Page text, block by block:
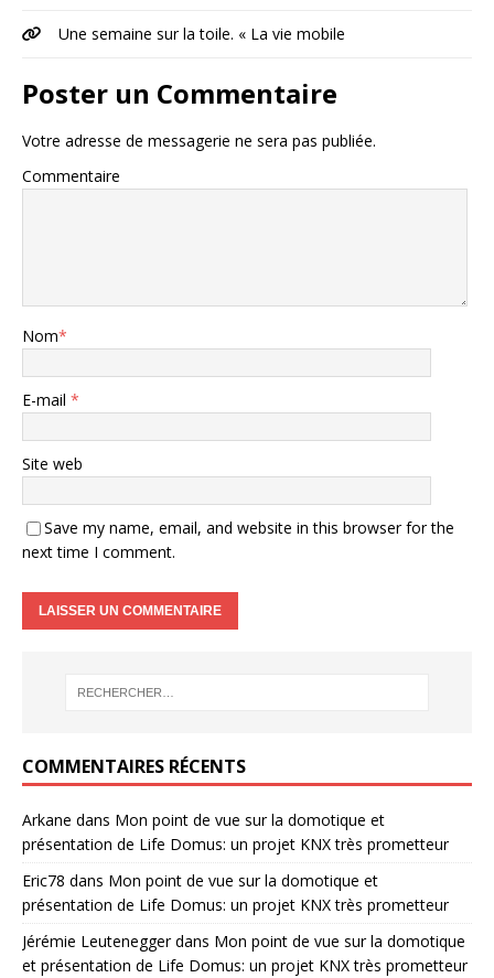
Une semaine sur la toile. « La vie mobile
Poster un Commentaire
Votre adresse de messagerie ne sera pas publiée.
Commentaire
Nom*
E-mail *
Site web
Save my name, email, and website in this browser for the
next time I comment.
COMMENTAIRES RÉCENTS
Arkane dans Mon point de vue sur la domotique et
présentation de Life Domus: un projet KNX très prometteur
Eric78 dans Mon point de vue sur la domotique et
présentation de Life Domus: un projet KNX très prometteur
Jérémie Leuteneggerdans Mon point de vue sur la domotique
et présentation de Life Domus: un projet KNX très prometteur